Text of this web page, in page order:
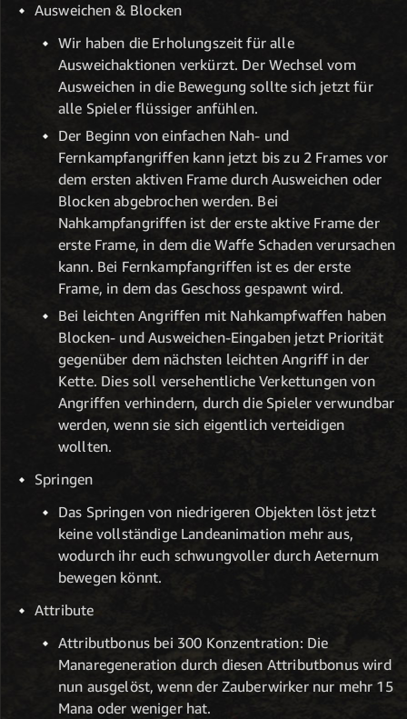
Ausweichen & Blocken
Wir haben die Erholungszeit für alle
Ausweichaktionen verkürzt. Der Wechsel vom
Ausweichen in die Bewegung sollte sich jetzt für
alle Spieler flüssiger anfühlen.
Der Beginn von einfachen Nah- und
Fernkampfangriffen kann jetzt bis zu 2 Frames vor
dem ersten aktiven Frame durch Ausweichen oder
Blocken abgebrochen werden. Bei
Nahkampfangriffen ist der erste aktive Frame der
erste Frame, in dem die Waffe Schaden verursachen
kann. Bei Fernkampfangriffen ist es der erste
Frame, in dem das Geschoss gespawnt wird.
Bei leichten Angriffen mit Nahkampfwaffen haben
Blocken- und Ausweichen-Eingaben jetzt Priorität
gegenüber dem nächsten leichten Angriff in der
Kette. Dies soll versehentliche Verkettungen von
Angriffen verhindern, durch die Spieler verwundbar
werden, wenn sie sich eigentlich verteidigen
wollten.
Springen
Das Springen von niedrigeren Objekten löst jetzt
keine vollständige Landeanimation mehr aus,
wodurch ihr euch schwungvoller durch Aeternum
bewegen könnt.
Attribute
Attributbonus bei 300 Konzentration: Die
Manaregeneration durch diesen Attributbonus wird
nun ausgelöst, wenn der Zauberwirker nur mehr 15
Mana oder weniger hat.